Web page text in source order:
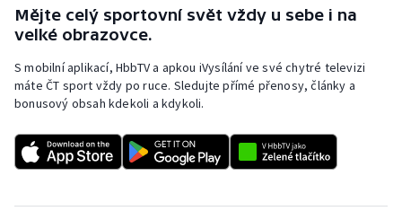
Mějte celý sportovní svět vždy u sebe i na
velké obrazovce.
S mobilní aplikací, HbbTV a apkou iVysílání ve své chytré televizi
máte ČT sport vždy po ruce. Sledujte přímé přenosy, články a
bonusový obsah kdekoli a kdykoli.